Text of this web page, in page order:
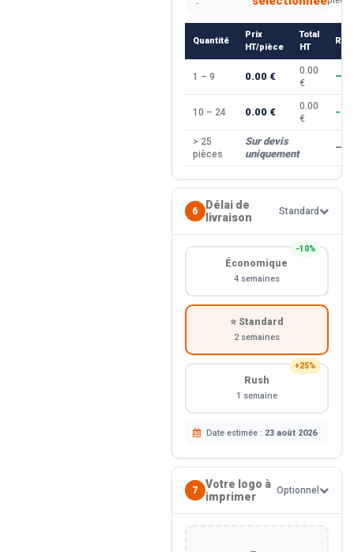
Quantité
Prix
HT/pièce
Total
HT
1 – 9 0.00 €
0.00
€
—
10 – 24 0.00 €
0.00
€
> 25
pièces
Sur devis
uniquement
—
6
Délai de
livraison
Standard
−10%
Économique
4 semaines
⭐ Standard
2 semaines
+25%
Rush
1 semaine
Date estimée : 23 août 2026
7
Votre logo à
imprimer
Optionnel